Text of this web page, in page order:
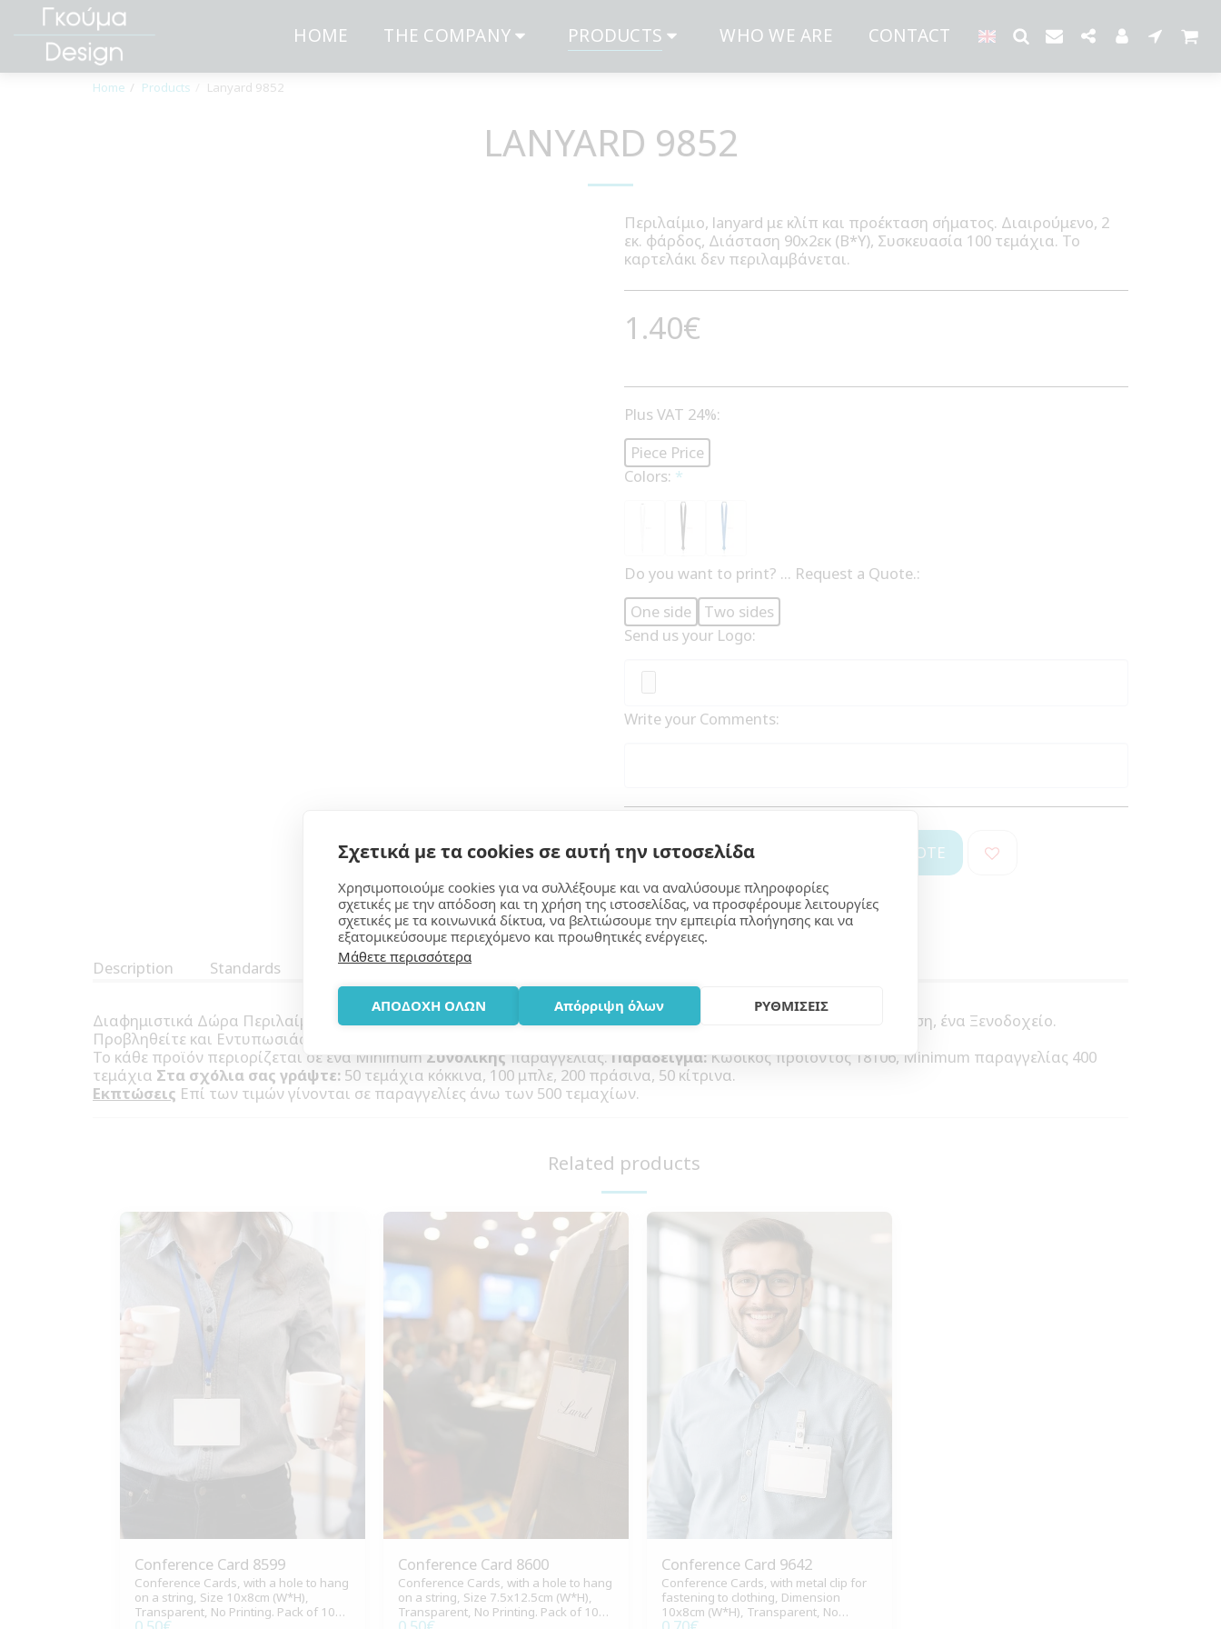
HOME THE COMPANY PRODUCTS WHO WE ARE CONTACT
Home Products Lanyard 9852
LANYARD 9852
Περιλαίμιο, lanyard με κλίπ και προέκταση σήματος. Διαιρούμενο, 2
εκ. φάρδος, Διάσταση 90x2εκ (Β*Υ), Συσκευασία 100 τεμάχια. Το
καρτελάκι δεν περιλαμβάνεται.
1.40€
Plus VAT 24%:
Piece Price
Colors: *
Do you want to print? ... Request a Quote.:
One side
Two sides
Send us your Logo:
Write your Comments:
REQUEST A QUOTE
Learn More
Description Standards
Διαφημιστικά Δώρα Περιλαίμια, Βραχιολάκια, Κονκάρδες. Απαραίτητα για ένα Συνέδριο, μία Έκθεση, μία Εκδήλωση, ένα Ξενοδοχείο.
Προβληθείτε και Εντυπωσιάστε με την οργάνωση σας. Εκτυπώστε το λογότυπο σας και κερδίστε τις εντυπώσεις.
Το κάθε προϊόν περιορίζεται σε ένα Minimum Συνολικής παραγγελίας. Παράδειγμα: Κωδικός προϊόντος 18106, Minimum παραγγελίας 400
τεμάχια Στα σχόλια σας γράψτε: 50 τεμάχια κόκκινα, 100 μπλε, 200 πράσινα, 50 κίτρινα.
Εκπτώσεις Επί των τιμών γίνονται σε παραγγελίες άνω των 500 τεμαχίων.
Related products
Conference Card 8599
Conference Cards, with a hole to hang
on a string, Size 10x8cm (W*H),
Transparent, No Printing. Pack of 100
Conference Card 8600
Conference Cards, with a hole to hang
on a string, Size 7.5x12.5cm (W*H),
Transparent, No Printing. Pack of 100
Conference Card 9642
Conference Cards, with metal clip for
fastening to clothing, Dimension
10x8cm (W*H), Transparent, No
Σχετικά με τα cookies σε αυτή την ιστοσελίδα
Χρησιμοποιούμε cookies για να συλλέξουμε και να αναλύσουμε πληροφορίες
σχετικές με την απόδοση και τη χρήση της ιστοσελίδας, να προσφέρουμε λειτουργίες
σχετικές με τα κοινωνικά δίκτυα, να βελτιώσουμε την εμπειρία πλοήγησης και να
εξατομικεύσουμε περιεχόμενο και προωθητικές ενέργειες.
Μάθετε περισσότερα
ΑΠΟΔΟΧΗ ΟΛΩΝ Απόρριψη όλων ΡΥΘΜΙΣΕΙΣ